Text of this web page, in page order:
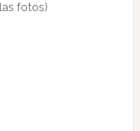
fotos)